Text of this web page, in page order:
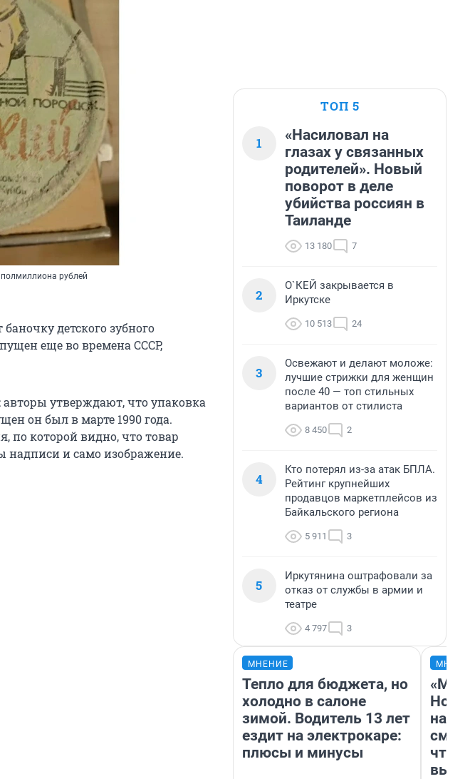
рублей
детского зубного
еще во времена СССР,
утверждают, что упаковка
он был в марте 1990 года.
по которой видно, что товар
надписи и само изображение.
ТОП 5
1
«Насиловал на
глазах у связанных
родителей». Новый
поворот в деле
убийства россиян в
Таиланде
13 180 7
2
О`КЕЙ закрывается в
Иркутске
10 513 24
3
Освежают и делают моложе:
лучшие стрижки для женщин
после 40 — топ стильных
вариантов от стилиста
8 450 2
4
Кто потерял из-за атак БПЛА.
Рейтинг крупнейших
продавцов маркетплейсов из
Байкальского региона
5 911 3
5
Иркутянина оштрафовали за
отказ от службы в армии и
театре
4 797 3
МНЕНИЕ
Тепло для бюджета, но
холодно в салоне
зимой. Водитель 13 лет
ездит на электрокаре:
плюсы и минусы
«Мы